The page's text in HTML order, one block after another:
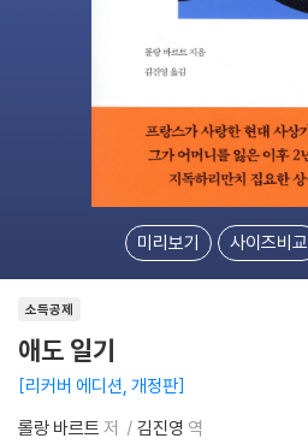
미리보기 사이즈비교
소득공제
애도 일기
리커버 에디션, 개정판
롤랑 바르트 저 김진영 역